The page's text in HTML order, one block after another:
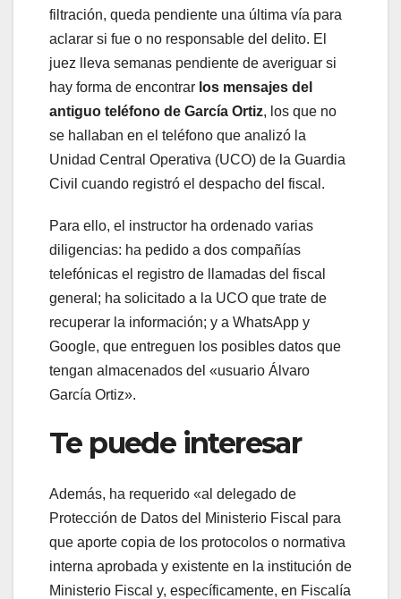
filtración, queda pendiente una última vía para
aclarar si fue o no responsable del delito. El
juez lleva semanas pendiente de averiguar si
hay forma de encontrar los mensajes del
antiguo teléfono de García Ortiz, los que no
se hallaban en el teléfono que analizó la
Unidad Central Operativa (UCO) de la Guardia
Civil cuando registró el despacho del fiscal.
Para ello, el instructor ha ordenado varias
diligencias: ha pedido a dos compañías
telefónicas el registro de llamadas del fiscal
general; ha solicitado a la UCO que trate de
recuperar la información; y a WhatsApp y
Google, que entreguen los posibles datos que
tengan almacenados del «usuario Álvaro
García Ortiz».
Te puede interesar
Además, ha requerido «al delegado de
Protección de Datos del Ministerio Fiscal para
que aporte copia de los protocolos o normativa
interna aprobada y existente en la institución de
Ministerio Fiscal y, específicamente, en Fiscalía